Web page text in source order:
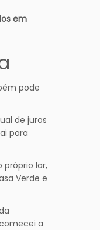
em
pode
de juros
para
próprio lar,
Verde e
a